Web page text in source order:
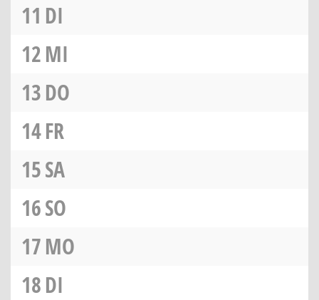
11 DI
12MI
13DO
14FR
15SA
16SO
17MO
18DI